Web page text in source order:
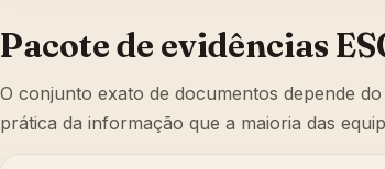
Pacote de evidências
O conjunto exato de documentos depende
prática da informação que a maioria das